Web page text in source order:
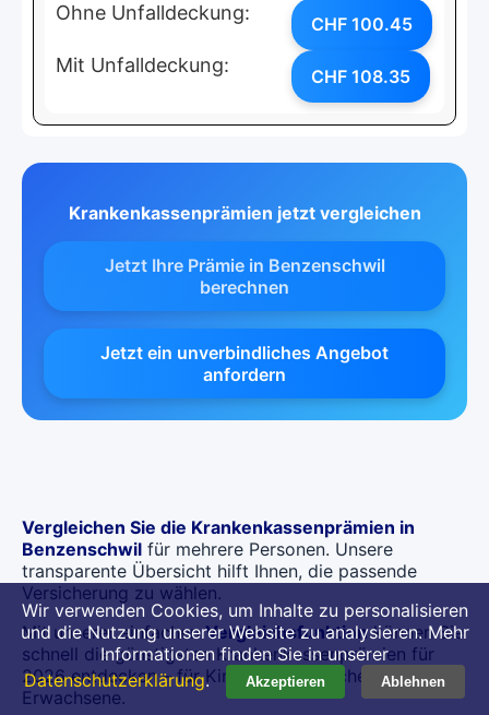
Ohne Unfalldeckung: CHF 100.45
Mit Unfalldeckung: CHF 108.35
Krankenkassenprämien jetzt vergleichen
Jetzt Ihre Prämie in Benzenschwil
berechnen
Jetzt ein unverbindliches Angebot
anfordern
Vergleichen Sie die Krankenkassenprämien in
Benzenschwil für mehrere Personen. Unsere
transparente Übersicht hilft Ihnen, die passende
Versicherung zu wählen.
Mit unserer einfachenVergleichsfunktionkönnen Sie
schnell die günstigsten Krankenkassenprämien für
2026 entdecken – für Kinder, Jugendliche und
Erwachsene.
Wir verwenden Cookies, um Inhalte zu personalisieren
und die Nutzung unserer Website zu analysieren. Mehr
Informationen finden Sie in unserer
Datenschutzerklärung. Akzeptieren Ablehnen